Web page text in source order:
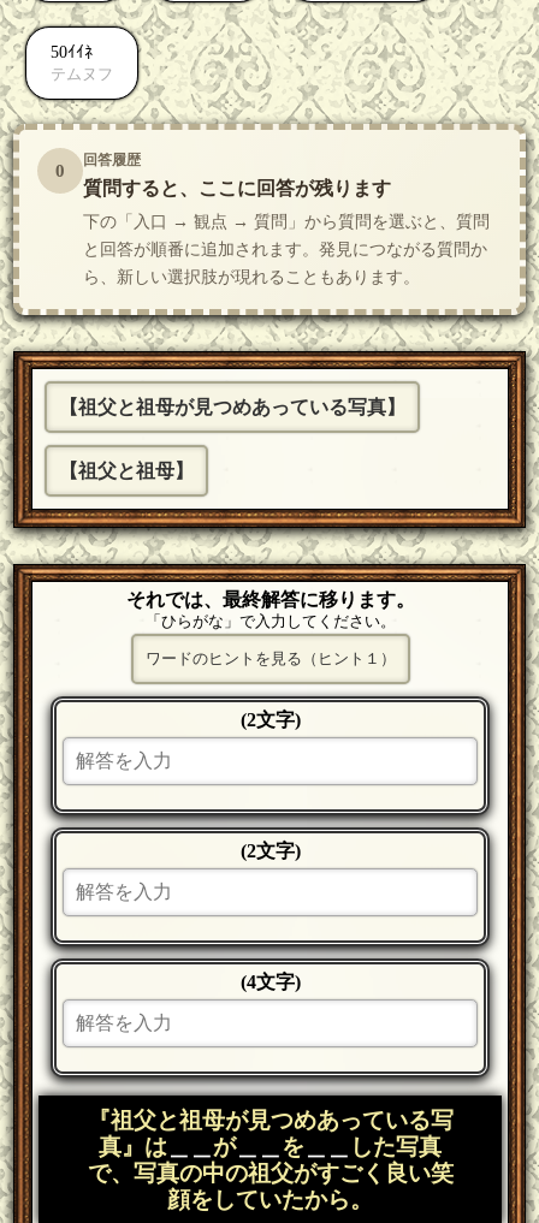
50ｲｲﾈ
テムヌフ
0 回答履歴
質問すると、ここに回答が残ります
下の「入口 → 観点 → 質問」から質問を選ぶと、質問
と回答が順番に追加されます。発見につながる質問か
ら、新しい選択肢が現れることもあります。
【祖父と祖母が見つめあっている写真】
【祖父と祖母】
それでは、最終解答に移ります。
「ひらがな」で入力してください。
ワードのヒントを見る（ヒント１）
(2文字)
(2文字)
(4文字)
『祖父と祖母が見つめあっている写
真』は
が＿＿ を
した写真
で、写真の中の祖父がすごく良い笑
顔をしていたから。